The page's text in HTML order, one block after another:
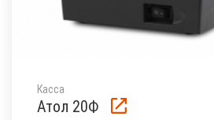
Касса
Атол 20Ф